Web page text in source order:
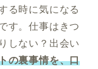
る時に気になる
す。仕事はきつ
しない？出会い
の裏事情を、口